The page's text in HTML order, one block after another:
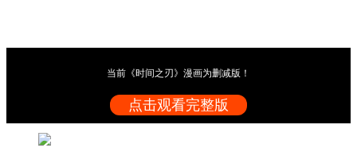
当前《时间之刃》漫画为删减版！
点击观看完整版